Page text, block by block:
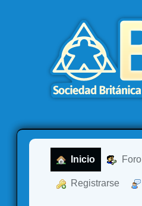
Inicio Foro
Registrarse